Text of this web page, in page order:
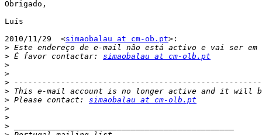
Obrigado,
Luís
2010/11/29  <simaobalau at cm-ob.pt>:
>
> É favor contactar: simaobalau at cm-olb.pt
>
>
>
>
> Please contact: simaobalau at cm-olb.pt
>
>
>